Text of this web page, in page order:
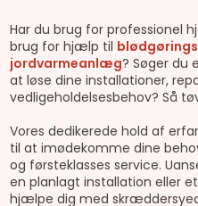
Har du brug for professionel
brug for hjælp til
jordvarmeanlæg? Søger du
at løse dine installationer,
vedligeholdelsesbehov? Så
Vores dedikerede hold af
til at imødekomme dine
og førsteklasses service.
en planlagt installation eller
hjælpe dig med